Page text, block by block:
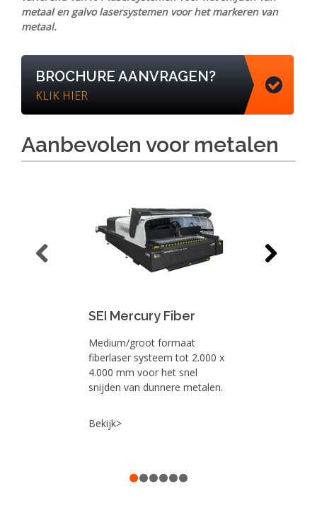
metaal en galvo lasersystemen voor het markeren van
metaal.
BROCHURE AANVRAGEN?
KLIK HIER
Aanbevolen voor metalen
SEI Mercury Fiber
Medium/groot formaat
fiberlaser systeem tot 2.000 x
4.000 mm voor het snel
snijden van dunnere metalen.
Bekijk>